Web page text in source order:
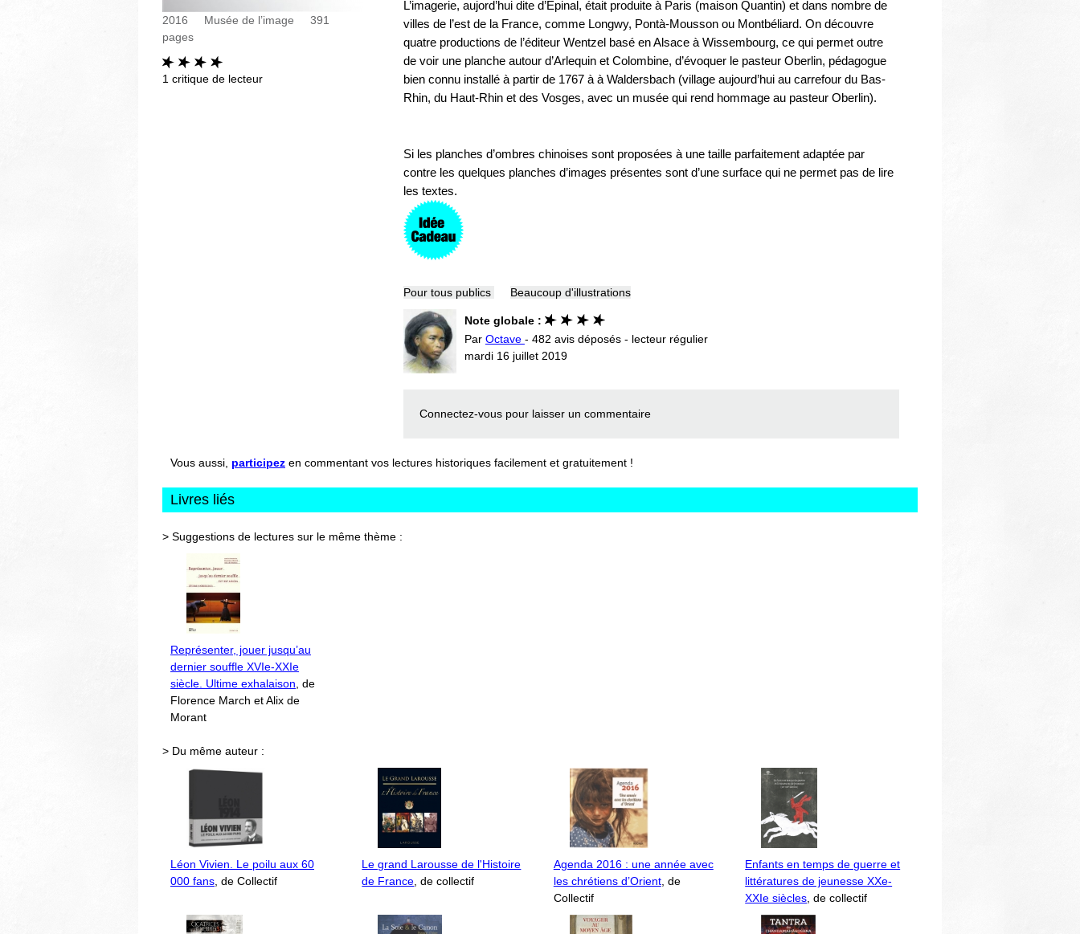
2016 Musée de l’image
391
pages
1 critique de lecteur
L’imagerie, aujord’hui dite d’Épinal, était produite à Paris (maison Quantin) et dans nombre de
villes de l’est de la France, comme Longwy, Pontà-Mousson ou Montbéliard. On découvre
quatre productions de l’éditeur Wentzel basé en Alsace à Wissembourg, ce qui permet outre
de voir une planche autour d’Arlequin et Colombine, d’évoquer le pasteur Oberlin, pédagogue
bien connu installé à partir de 1767 à à Waldersbach (village aujourd’hui au carrefour du Bas-
Rhin, du Haut-Rhin et des Vosges, avec un musée qui rend hommage au pasteur Oberlin).
Si les planches d’ombres chinoises sont proposées à une taille parfaitement adaptée par
contre les quelques planches d’images présentes sont d’une surface qui ne permet pas de lire
les textes.
Pour tous publics Beaucoup d'illustrations
Note globale :
Par Octave - 482 avis déposés - lecteur régulier
mardi 16 juillet 2019
Connectez-vous pour laisser un commentaire
Vous aussi, participez en commentant vos lectures historiques facilement et gratuitement !
Livres liés
> Suggestions de lectures sur le même thème :
Représenter, jouer jusqu’au
dernier souffle XVIe-XXIe
siècle. Ultime exhalaison , de
Florence March et Alix de
Morant
> Du même auteur :
Léon Vivien. Le poilu aux 60
000 fans , de Collectif
Le grand Larousse de l'Histoire
de France , de collectif
Agenda 2016 : une année avec
les chrétiens d’Orient, de
Collectif
Enfants en temps de guerre et
littératures de jeunesse XXe-
XXIe siècles , de collectif